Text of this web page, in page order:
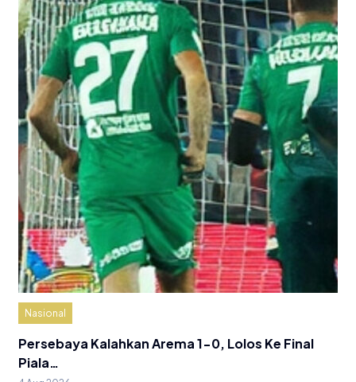
Nasional
Persebaya Kalahkan Arema 1-0, Lolos Ke Final
Piala…